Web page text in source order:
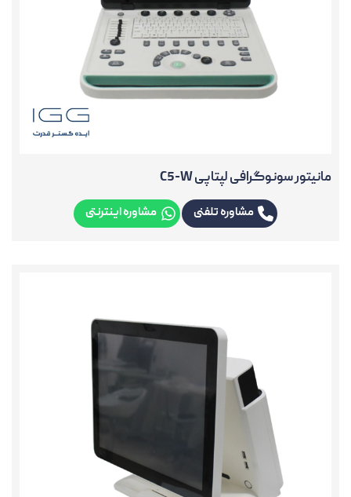
مانیتور سونوگرافی لپتاپی C5-W
مشاوره تلفنی مشاوره اینترنتی